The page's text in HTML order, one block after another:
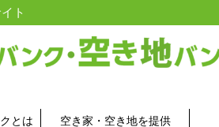
ト
とは 空き家・空き地を提供